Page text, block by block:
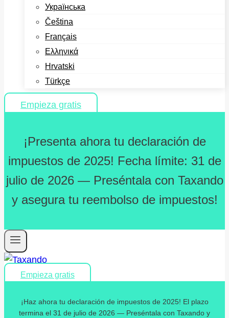
Українська
Čeština
Français
Ελληνικά
Hrvatski
Türkçe
Empieza gratis
¡Presenta ahora tu declaración de
impuestos de 2025! Fecha límite: 31 de
julio de 2026 — Preséntala con Taxando
y asegura tu reembolso de impuestos!
Empieza gratis
¡Haz ahora tu declaración de impuestos de 2025! El plazo
termina el 31 de julio de 2026 — Preséntala con Taxando y